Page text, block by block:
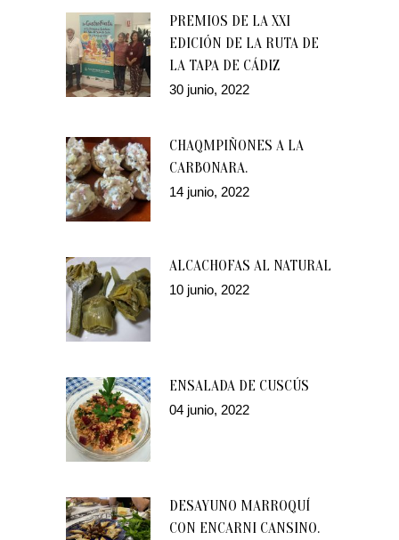
PREMIOS DE LA XXI
EDICIÓN DE LA RUTA DE
LA TAPA DE CÁDIZ
30 junio, 2022
CHAQMPIÑONES A LA
CARBONARA.
14 junio, 2022
ALCACHOFAS AL NATURAL
10 junio, 2022
ENSALADA DE CUSCÚS
04 junio, 2022
DESAYUNO MARROQUÍ
CON ENCARNI CANSINO.